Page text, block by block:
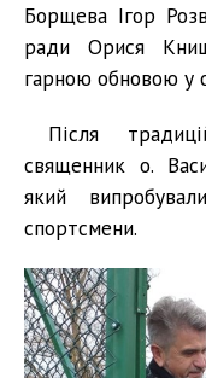
Борщева Ігор
ради Орися
гарною обновою у
Після
священник о.
який
спортсмени.